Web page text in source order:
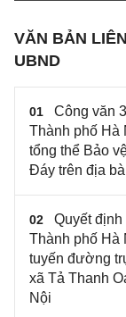
VĂN BẢN
UBND
01
Công văn
Thành phố Hà
tổng thể Bảo
Đáy trên địa
02
Quyết
Thành phố Hà
tuyến đường
xã Tả Thanh
Nội